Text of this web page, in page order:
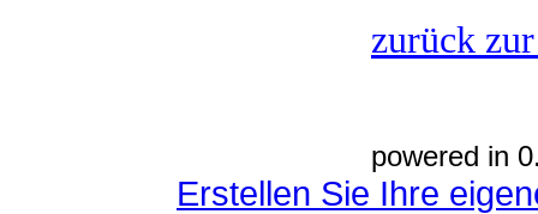
zurück
powered in
Erstellen Sie Ihre